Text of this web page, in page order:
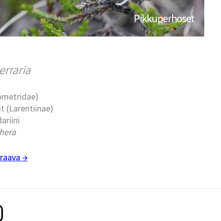
Pikkuperhoset
(Larentiinae)
→